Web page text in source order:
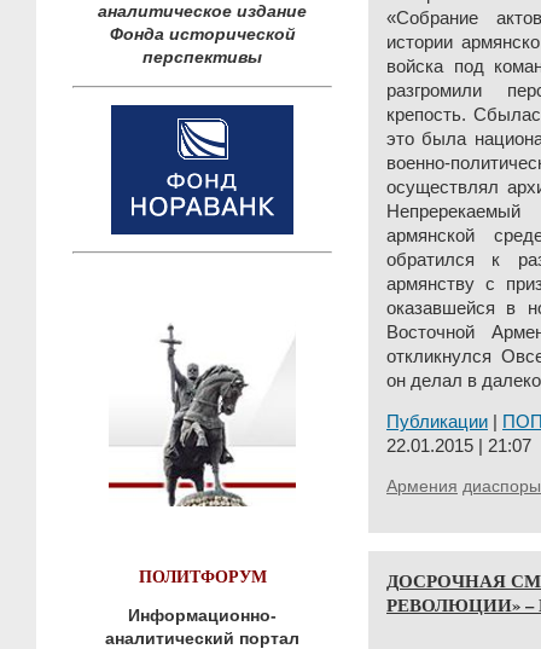
аналитическое издание
Фонда исторической
перспективы
ПОЛИТФОРУМ
Информационно-
аналитический портал
«Собрание
истории
войска под
разгромили
крепость.
это была
военно-
осуществлял
армянской
обратился к
армянству с
оказавшейся в
Восточной
откликнулся
он делал в
Публикации
22.01.2015 | 21:07
Армения диаспоры
ДОСРОЧНАЯ
РЕВОЛЮЦИИ» –